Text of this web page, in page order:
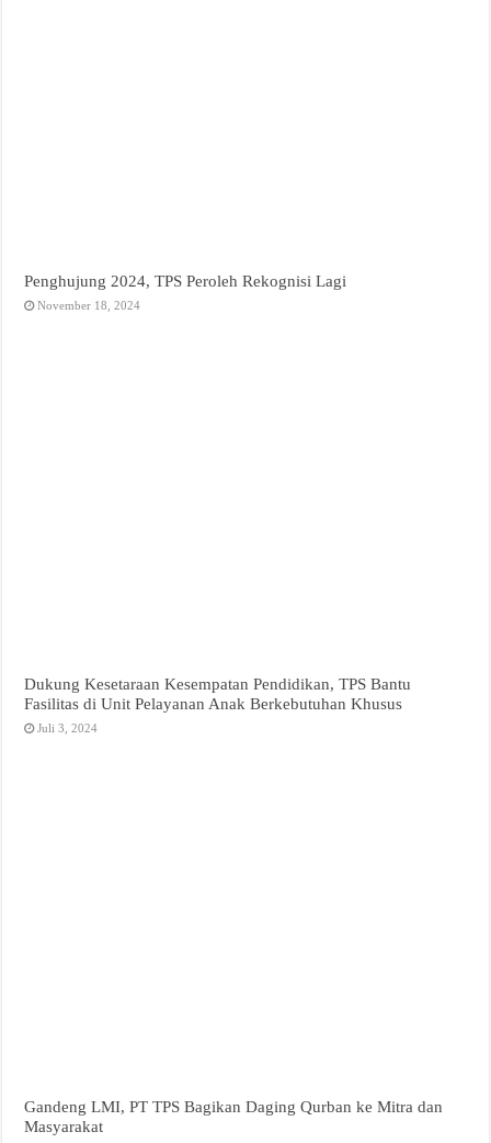
Penghujung 2024, TPS Peroleh Rekognisi Lagi
November 18, 2024
Dukung Kesetaraan Kesempatan Pendidikan, TPS Bantu
Fasilitas di Unit Pelayanan Anak Berkebutuhan Khusus
Juli 3, 2024
Gandeng LMI, PT TPS Bagikan Daging Qurban ke Mitra dan
Masyarakat